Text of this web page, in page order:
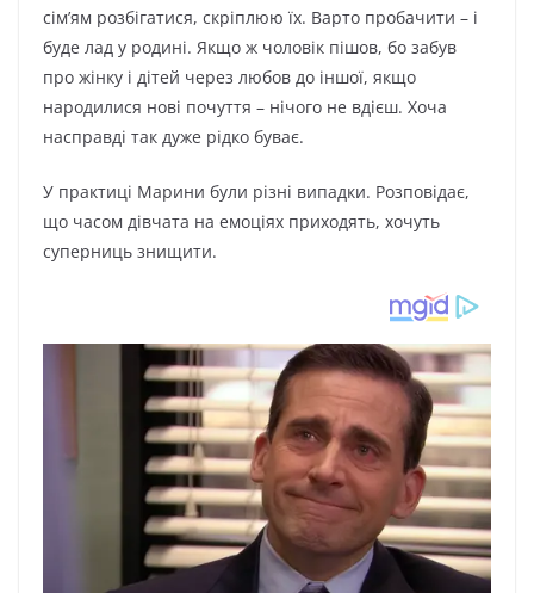
сім’ям розбігатися, скріплюю їх. Варто пробачити – і
буде лад у родині. Якщо ж чоловік пішов, бо забув
про жінку і дітей через любов до іншої, якщо
народилися нові почуття – нічого не вдієш. Хоча
насправді так дуже рідко буває.
У практиці Марини були різні випадки. Розповідає,
що часом дівчата на емоціях приходять, хочуть
суперниць знищити.